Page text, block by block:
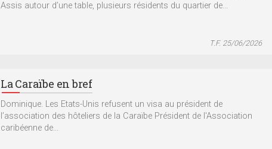
Assis autour d’une table, plusieurs résidents du quartier de...
T.F. 25/06/2026
La Caraïbe en bref
Dominique. Les Etats-Unis refusent un visa au président de
l’association des hôteliers de la Caraïbe Président de l'Association
caribéenne de...